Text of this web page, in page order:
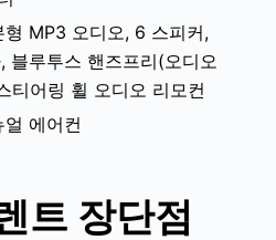
형 MP3 오디오, 6 스피커,
블루투스 핸즈프리(오디오
티어링 휠 오디오 리모컨
얼 에어컨
트 장단점